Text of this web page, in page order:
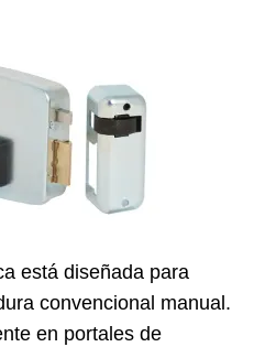
está diseñada para
convencional manual.
en portales de